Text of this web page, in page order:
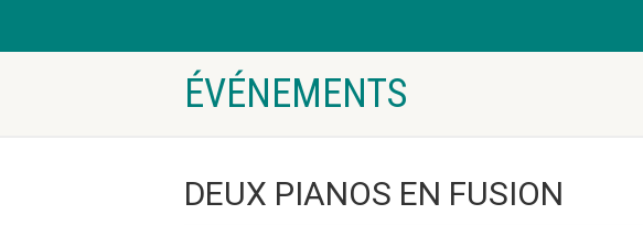
ÉVÉNEMENTS
DEUX PIANOS EN FUSION